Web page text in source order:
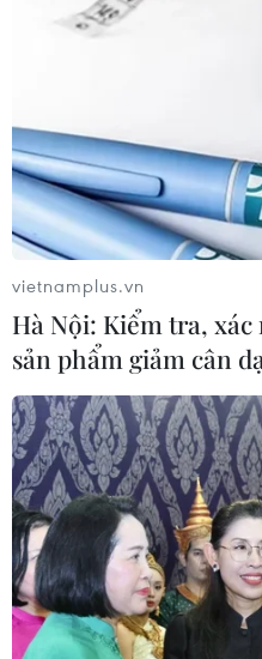
vietnamplus.vn
Hà Nội: Kiểm tra,
sản phẩm giảm cân